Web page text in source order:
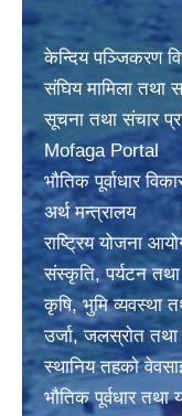
केन्दिय पञ्जिकरण
संघिय मामिला तथा
सूचना तथा संचार
Mofaga Portal
भाैतिक पूर्वाधार
अर्थ मन्त्रालय
राष्ट्रिय योजना
संस्कृति, पर्यटन
कृषि, भुमि व्यवस्था
उर्जा, जलस्राेत तथा
स्थानिय तहकाे
भाैतिक पूर्वधार